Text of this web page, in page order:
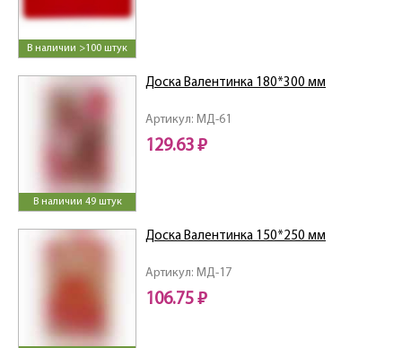
В наличии >100 штук
В наличии 49 штук
Артикул: МД-61
Доска Валентинка 180*300 мм
129.63 ₽
Артикул: МД-17
Доска Валентинка 150*250 мм
106.75 ₽